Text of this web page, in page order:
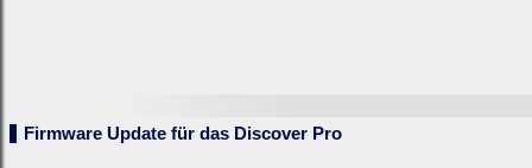
Firmware Update für das Discover Pro